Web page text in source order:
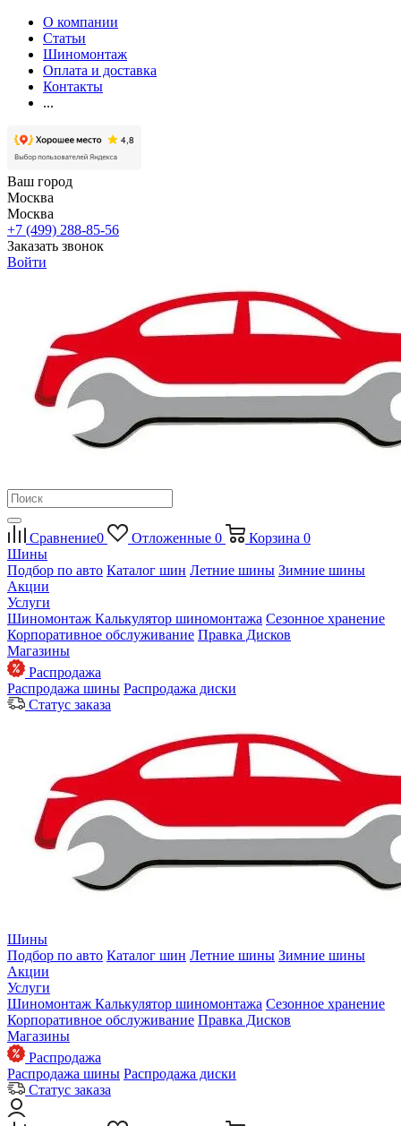
О компании
Статьи
Шиномонтаж
Оплата и доставка
Контакты
...
Ваш город
Москва
Москва
+7 (499) 288-85-56
Заказать звонок
Войти
Сравнение0 Отложенные 0 Корзина 0
Шины
Подбор по авто Каталог шин Летние шины Зимние шины
Акции
Услуги
Шиномонтаж Калькулятор шиномонтажа Сезонное хранение
Корпоративное обслуживание Правка Дисков
Магазины
Распродажа
Распродажа шины Распродажа диски
Статус заказа
Шины
Подбор по авто Каталог шин Летние шины Зимние шины
Акции
Услуги
Шиномонтаж Калькулятор шиномонтажа Сезонное хранение
Корпоративное обслуживание Правка Дисков
Магазины
Распродажа
Распродажа шины Распродажа диски
Статус заказа